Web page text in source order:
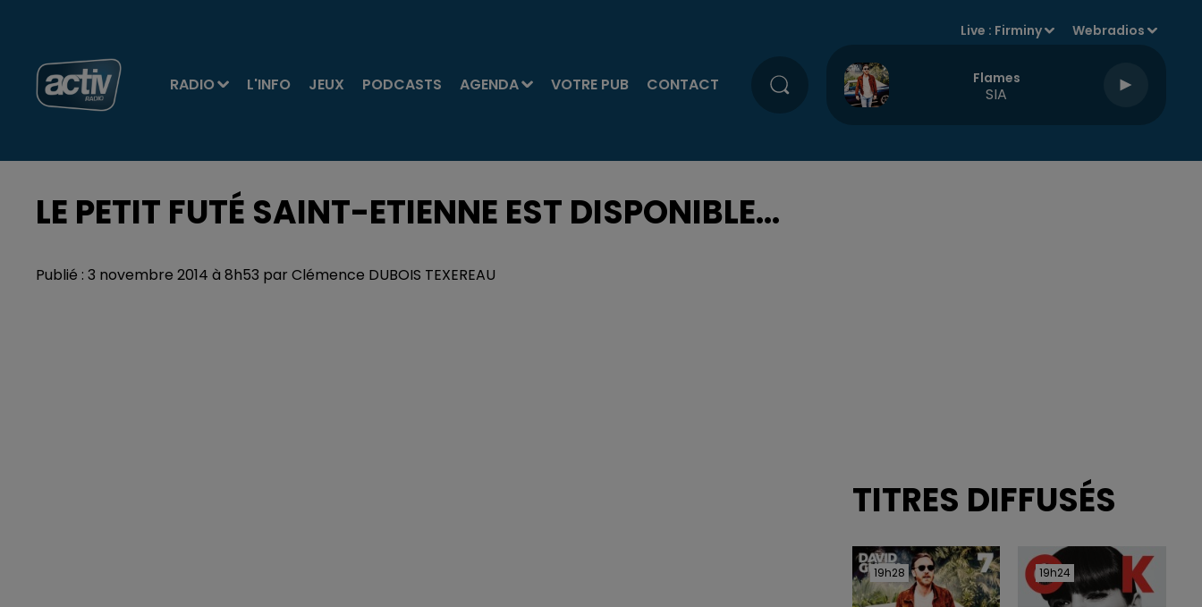
RADIO L'INFO JEUX PODCASTS AGENDA VOTRE PUB CONTACT
Live : Firminy Webradios
Flames
SIA
LE PETIT FUTÉ SAINT-ETIENNE EST DISPONIBLE...
Publié : 3 novembre 2014 à 8h53 par Clémence DUBOIS TEXEREAU
TITRES DIFFUSÉS
19h28
19h28 19h24
19h24